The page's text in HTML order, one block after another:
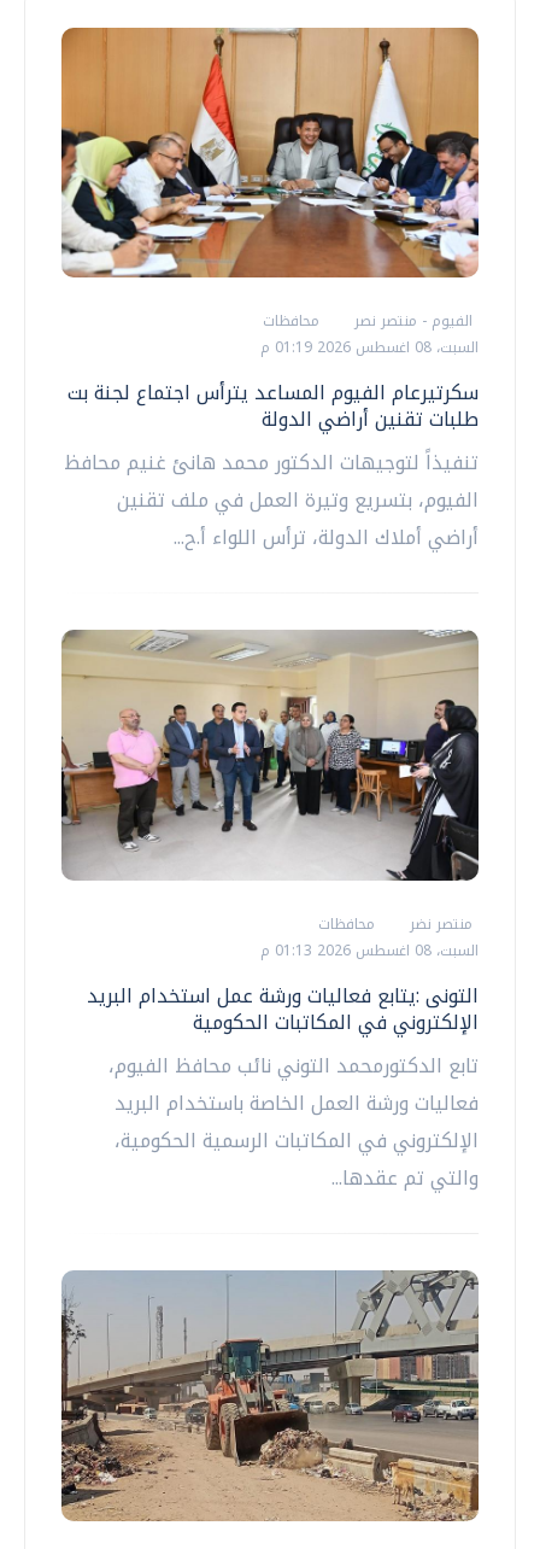
الفيوم - منتصر نصر
محافظات
السبت، 08 اغسطس 2026 01:19 م
سكرتيرعام الفيوم المساعد يترأس اجتماع لجنة بت
طلبات تقنين أراضي الدولة
تنفيذاً لتوجيهات الدكتور محمد هانئ غنيم محافظ
الفيوم، بتسريع وتيرة العمل في ملف تقنين
أراضي أملاك الدولة، ترأس اللواء أ.ح...
منتصر نضر
محافظات
السبت، 08 اغسطس 2026 01:13 م
التونى :يتابع فعاليات ورشة عمل استخدام البريد
الإلكتروني في المكاتبات الحكومية
تابع الدكتورمحمد التوني نائب محافظ الفيوم،
فعاليات ورشة العمل الخاصة باستخدام البريد
الإلكتروني في المكاتبات الرسمية الحكومية،
والتي تم عقدها...